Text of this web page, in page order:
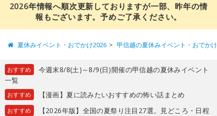
2026年情報へ順次更新しておりますが一部、昨年の情
報もございます。予めご了承ください。
夏休みイベント・おでかけ2026 甲信越の夏休みイベント・おでか
おすすめ
今週末8/8(土)～8/9(日)開催の甲信越の夏休みイベント
一覧
おすすめ 【漫画】夏に読みたいおすすめの怖い話まとめ
おすすめ
【2026年版】全国の夏祭り注目27選。見どころ・日程